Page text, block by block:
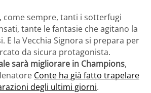
, come sempre, tanti i sotterfugi
tante le fantasie che agitano la
E la Vecchia Signora si prepara per
da sicura protagonista.
sarà migliorare in Champions,
Conte ha già fatto trapelare
degli ultimi giorni.